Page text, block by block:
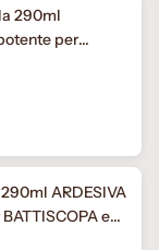
290ml
per
in Legno,
ARDESIVA
e
MDF, Polimeri